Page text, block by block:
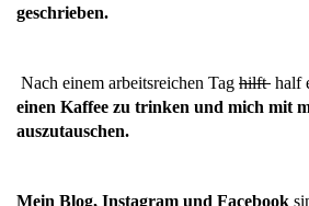
geschrieben.
Nach einem arbeitsreichen Tag hilft half
einen Kaffee zu trinken und mich mit
auszutauschen.
Mein Blog, Instagram und Facebook